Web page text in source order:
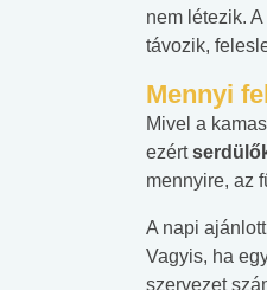
nem létezik.
távozik,
Mennyi
Mivel a
ezért
mennyire, az
A napi
Vagyis, ha
szervezet